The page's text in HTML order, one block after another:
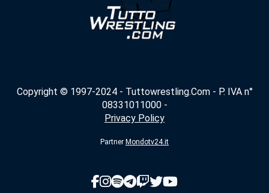
Copyright © 1997-2024 - Tuttowrestling.Com - P. IVA n°
08331011000 -
Privacy Policy
Partner Mondotv24.it